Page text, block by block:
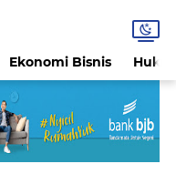
Ekonomi Bisnis